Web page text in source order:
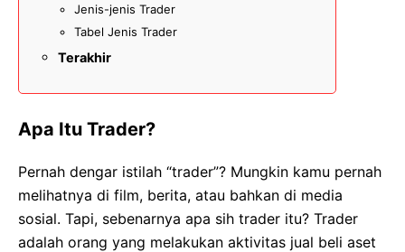
Jenis-jenis Trader
Tabel Jenis Trader
Terakhir
Apa Itu Trader?
Pernah dengar istilah “trader”? Mungkin kamu pernah
melihatnya di film, berita, atau bahkan di media
sosial. Tapi, sebenarnya apa sih trader itu? Trader
adalah orang yang melakukan aktivitas jual beli aset